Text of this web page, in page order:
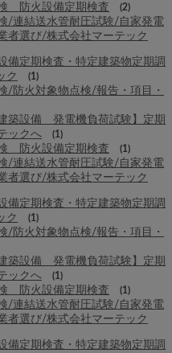
防火設備定期検査 (2)
/連結送水管耐圧試験/自家発電
者選び/株式会社マーテック
定期検査・特定建築物定期調
ク
(1)
防火対象物点検/報告・項目・
築設備 発電機負荷試験】定期
ックへ
(1)
防火設備定期検査 (1)
/連結送水管耐圧試験/自家発電
者選び/株式会社マーテック
定期検査・特定建築物定期調
ク
(1)
防火対象物点検/報告・項目・
築設備 発電機負荷試験】定期
ックへ
(1)
防火設備定期検査 (1)
/連結送水管耐圧試験/自家発電
者選び/株式会社マーテック
定期検査・特定建築物定期調